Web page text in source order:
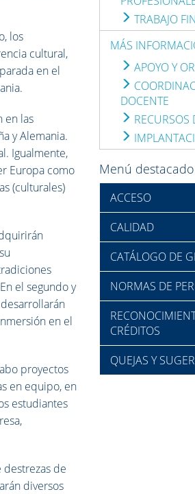
los
cultural,
en el
en las
y Alemania.
Igualmente,
Europa como
(culturales)
el segundo y
en el
proyectos
en equipo, en
estudiantes
destrezas de
diversos
TRABAJO
MÁS
APOYO Y
DOCENTE
RECURSOS
Menú destacado
ACCESO
CALIDAD
CATÁLOGO DE
NORMAS DE
CRÉDITOS
QUEJAS Y